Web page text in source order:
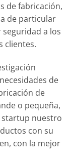
de fabricación,
de particular
a los
clientes.
de
de
o pequeña,
startup nuestro
con su
con la mejor